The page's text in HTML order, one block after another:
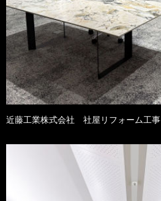
近藤工業株式会社 社屋リフォーム工事